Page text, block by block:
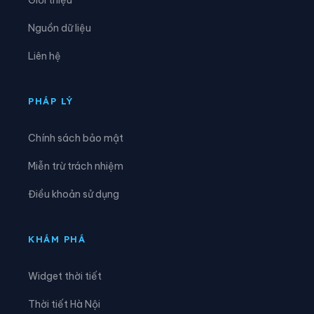
Xã Hưng Hà
Xã Minh Thọ
Nguồn dữ liệu
Liên hệ
PHÁP LÝ
Chính sách bảo mật
Miễn trừ trách nhiệm
Điều khoản sử dụng
KHÁM PHÁ
Widget thời tiết
Thời tiết Hà Nội